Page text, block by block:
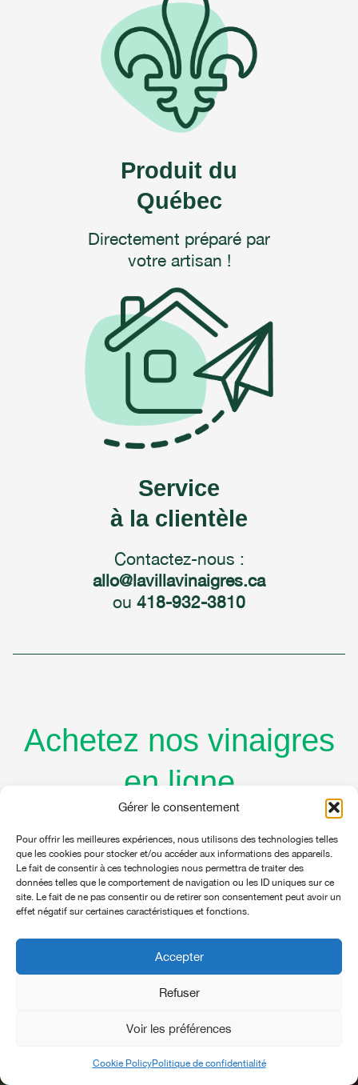
Gérer le consentement
Pour offrir les meilleures expériences, nous utilisons des technologies telles
que les cookies pour stocker et/ou accéder aux informations des appareils.
Le fait de consentir à ces technologies nous permettra de traiter des
données telles que le comportement de navigation ou les ID uniques sur ce
site. Le fait de ne pas consentir ou de retirer son consentement peut avoir un
effet négatif sur certaines caractéristiques et fonctions.
Accepter
Refuser
Voir les préférences
Cookie PolicyPolitique de confidentialité
Produit du
Québec
Directement préparé par
votre artisan !
Service
à la clientèle
Contactez-nous :
allo@lavillavinaigres.ca
ou 418-932-3810
Achetez nos vinaigres
en ligne
ou retrouvez-les partout
au Québec
Points de vente